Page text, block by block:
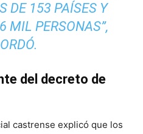
DE 153 PAÍSES Y
MIL PERSONAS”,
del decreto de
castrense explicó que los